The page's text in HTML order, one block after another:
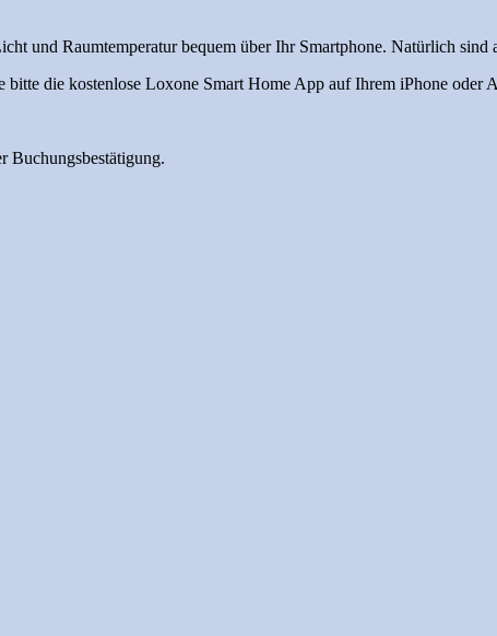
und Raumtemperatur bequem über Ihr Smartphone. Natürlich
die kostenlose Loxone Smart Home App auf Ihrem iPhone oder
Buchungsbestätigung.